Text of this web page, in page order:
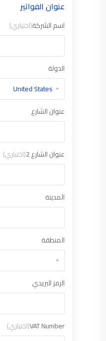
عنوان الفواتير
اسم الشركة(اختياري)
الدولة
عنوان الشارع
عنوان الشارع 2 (اختياري)
المدينة
المنطقة
الرمز البريدي
VAT Number(اختياري)